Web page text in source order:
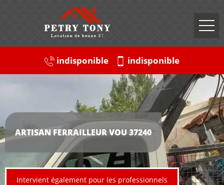
indisponible indisponible
ARTISAN FERRAILLEUR VOU 37240
Intervient également pour les professionnels